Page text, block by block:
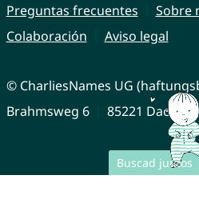
Buscad juntos
Preguntas frecuentes
Sobre
Colaboración
Aviso legal
© CharliesNames UG
Brahmsweg 6
85221 Dachau